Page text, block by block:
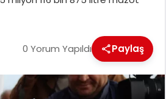
0 Yorum Yapıldı Paylaş